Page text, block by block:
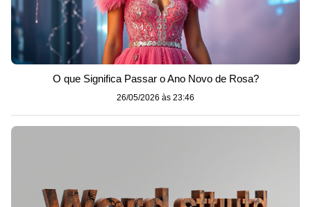
O que Significa Passar o Ano Novo de Rosa?
26/05/2026 às 23:46